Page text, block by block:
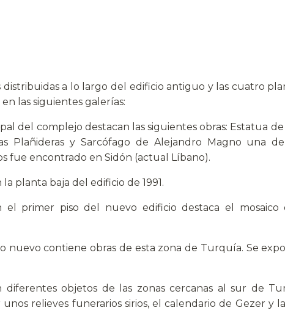
a lo largo del edificio antiguo y las cuatro
las siguientes galerías:
del complejo destacan las siguientes obras: Estatua de
Plañideras y Sarcófago de Alejandro Magno una
fue encontrado en Sidón (actual Líbano).
planta baja del edificio de 1991.
primer piso del nuevo edificio destaca el
nuevo contiene obras de esta zona de Turquía. Se
diferentes objetos de las zonas cercanas al sur de
relieves funerarios sirios, el calendario de Gezer y